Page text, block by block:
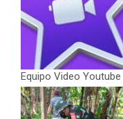
Equipo Video Youtube